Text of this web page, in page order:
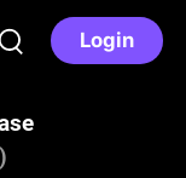
Login